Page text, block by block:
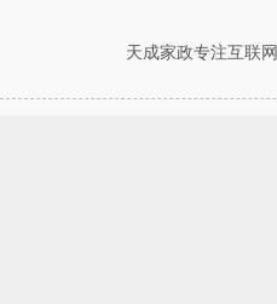
天成家政专注互联网